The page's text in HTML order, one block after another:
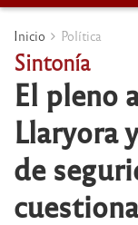
Inicio Política
Sintonía
El pleno
Llaryora
de